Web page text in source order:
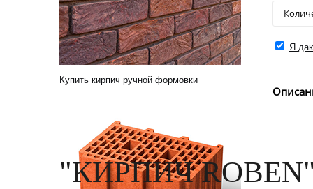
Купить кирпич ручной формовки
Я
"КИРПИЧ